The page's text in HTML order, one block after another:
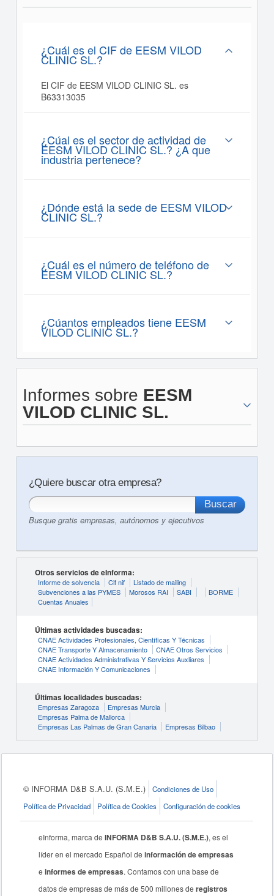
¿Cuál es el CIF de EESM VILOD
CLINIC SL.?
El CIF de EESM VILOD CLINIC SL. es
B63313035
¿Cúal es el sector de actividad de
EESM VILOD CLINIC SL.? ¿A que
industria pertenece?
¿Dónde está la sede de EESM VILOD
CLINIC SL.?
¿Cuál es el número de teléfono de
EESM VILOD CLINIC SL.?
¿Cúantos empleados tiene EESM
VILOD CLINIC SL.?
Informes sobre EESM
VILOD CLINIC SL.
¿Quiere buscar otra empresa?
Busque gratis empresas, autónomos y ejecutivos
Otros servicios de eInforma:
Informe de solvencia Cif nif
Listado de mailing
Subvenciones a las PYMES
Morosos RAI SABI
BORME
Cuentas Anuales
Últimas actividades buscadas:
CNAE Actividades Profesionales, Científicas Y Técnicas
CNAE Transporte Y Almacenamiento
CNAE Otros Servicios
CNAE Actividades Administrativas Y Servicios Auxliares
CNAE Información Y Comunicaciones
Últimas localidades buscadas:
Empresas Zaragoza
Empresas Murcia
Empresas Palma de Mallorca
Empresas Las Palmas de Gran Canaria
Empresas Bilbao
© INFORMA D&B S.A.U. (S.M.E.)
Condiciones de Uso
Política de Privacidad
Política de Cookies Configuración de cookies
eInforma, marca deINFORMA D&B S.A.U. (S.M.E.), es el
líder en el mercado Español deinformación de empresas
einformes de empresas. Contamos con una base de
datos de empresas de más de 500 millones deregistros